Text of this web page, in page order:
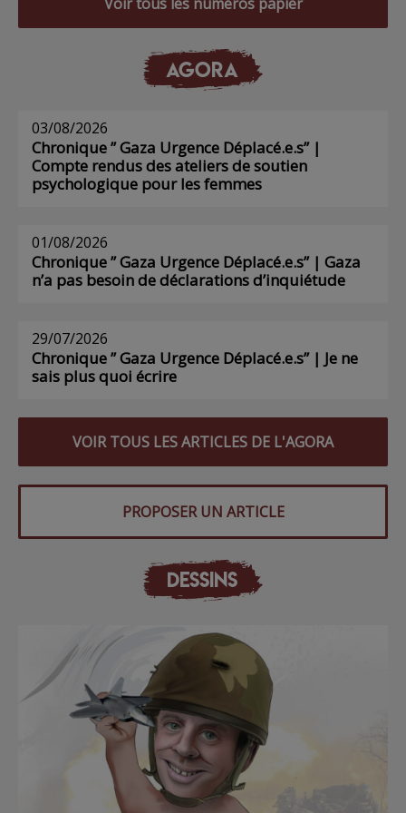
AGORA
03/08/2026
Chronique ” Gaza Urgence Déplacé.e.s” |
Compte rendus des ateliers de soutien
psychologique pour les femmes
01/08/2026
Chronique ” Gaza Urgence Déplacé.e.s” | Gaza
n’a pas besoin de déclarations d’inquiétude
29/07/2026
Chronique ” Gaza Urgence Déplacé.e.s” | Je ne
sais plus quoi écrire
VOIR TOUS LES ARTICLES DE L'AGORA
PROPOSER UN ARTICLE
DESSINS